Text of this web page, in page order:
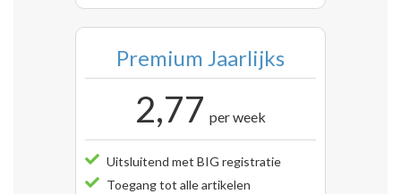
Premium Jaarlijks
2,77 per week
Uitsluitend met BIG registratie
Toegang tot alle artikelen